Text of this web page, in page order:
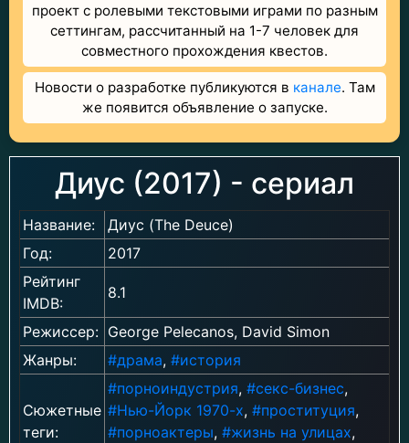
проект с ролевыми текстовыми играми по разным
сеттингам, рассчитанный на 1-7 человек для
совместного прохождения квестов.
Новости о разработке публикуются в канале. Там
же появится объявление о запуске.
Диус (2017) - сериал
Название:
Диус (The Deuce)
Год:
2017
Рейтинг
IMDB:
8.1
Режиссер: George Pelecanos, David Simon
Жанры:
#драма, #история
Сюжетные
теги:
#порноиндустрия, #секс-бизнес,
#Нью-Йорк 1970-х, #проституция,
#порноактеры, #жизнь на улицах,